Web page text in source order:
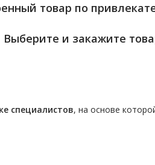
товар по
Выберите и закажите
специалистов, на основе